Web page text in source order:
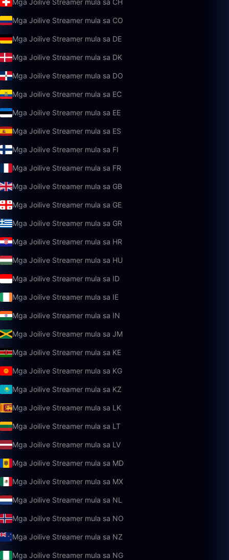
Mga Joilive Streamer mula sa CH
Mga Joilive Streamer mula sa CO
Mga Joilive Streamer mula sa DE
Mga Joilive Streamer mula sa DK
Mga Joilive Streamer mula sa DO
Mga Joilive Streamer mula sa EC
Mga Joilive Streamer mula sa EE
Mga Joilive Streamer mula sa ES
Mga Joilive Streamer mula sa FI
Mga Joilive Streamer mula sa FR
Mga Joilive Streamer mula sa GB
Mga Joilive Streamer mula sa GE
Mga Joilive Streamer mula sa GR
Mga Joilive Streamer mula sa HR
Mga Joilive Streamer mula sa HU
Mga Joilive Streamer mula sa ID
Mga Joilive Streamer mula sa IE
Mga Joilive Streamer mula sa IN
Mga Joilive Streamer mula sa JM
Mga Joilive Streamer mula sa KE
Mga Joilive Streamer mula sa KG
Mga Joilive Streamer mula sa KZ
Mga Joilive Streamer mula sa LK
Mga Joilive Streamer mula sa LT
Mga Joilive Streamer mula sa LV
Mga Joilive Streamer mula sa MD
Mga Joilive Streamer mula sa MX
Mga Joilive Streamer mula sa NL
Mga Joilive Streamer mula sa NO
Mga Joilive Streamer mula sa NZ
Mga Joilive Streamer mula sa NG